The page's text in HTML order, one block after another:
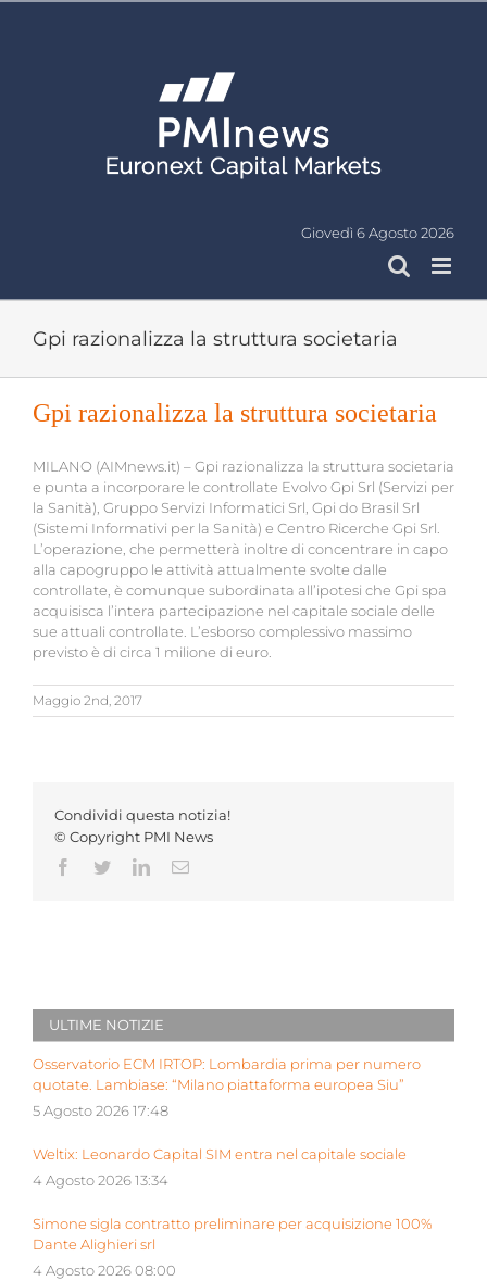
Giovedì 6 Agosto 2026
Gpi razionalizza la struttura societaria
Gpi razionalizza la struttura societaria
MILANO (AIMnews.it) – Gpi razionalizza la struttura societaria
e punta a incorporare le controllate Evolvo Gpi Srl (Servizi per
la Sanità), Gruppo Servizi Informatici Srl, Gpi do Brasil Srl
(Sistemi Informativi per la Sanità) e Centro Ricerche Gpi Srl.
L’operazione, che permetterà inoltre di concentrare in capo
alla capogruppo le attività attualmente svolte dalle
controllate, è comunque subordinata all’ipotesi che Gpi spa
acquisisca l’intera partecipazione nel capitale sociale delle
sue attuali controllate. L’esborso complessivo massimo
previsto è di circa 1 milione di euro.
Maggio 2nd, 2017
Condividi questa notizia!
© Copyright PMI News
Facebook
TwitterLinkedInEmail
ULTIME NOTIZIE
Osservatorio ECM IRTOP: Lombardia prima per numero
quotate. Lambiase: “Milano piattaforma europea Siu”
5 Agosto 2026 17:48
Weltix: Leonardo Capital SIM entra nel capitale sociale
4 Agosto 2026 13:34
Simone sigla contratto preliminare per acquisizione 100%
Dante Alighieri srl
4 Agosto 2026 08:00